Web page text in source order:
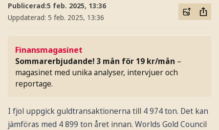
Publicerad:5 feb. 2025, 13:36
Uppdaterad: 5 feb. 2025, 13:36
Finansmagasinet
Sommarerbjudande! 3 mån för 19 kr/mån –
magasinet med unika analyser, intervjuer och
reportage.
I fjol uppgick guldtransaktionerna till 4 974 ton. Det kan
jämföras med 4 899 ton året innan. Worlds Gold Council